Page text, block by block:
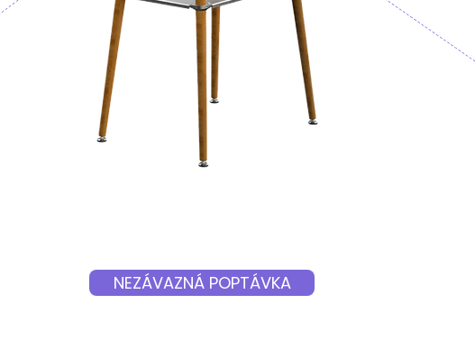
NEZÁVAZNÁ POPTÁVKA